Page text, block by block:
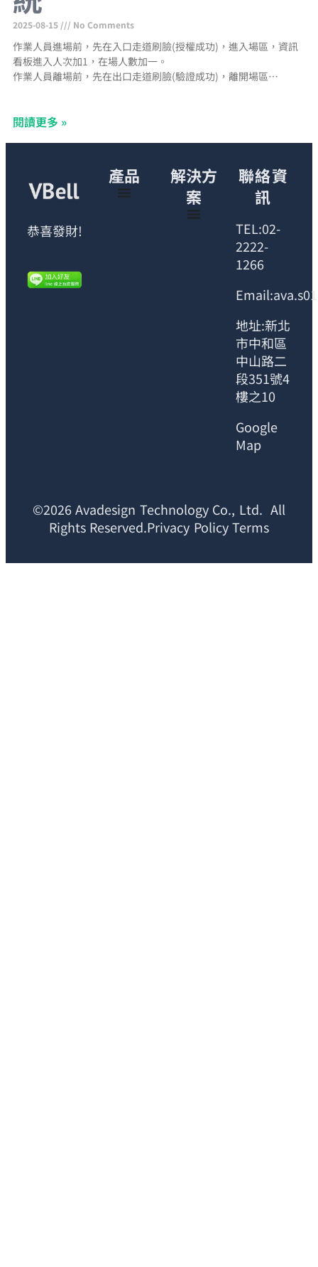
2025-08-15 No Comments
作業人員進場前，先在入口走道刷臉(授權成功)，進入場區，資訊
看板進入人次加1，在場人數加一。
作業人員離場前，先在出口走道刷臉(驗證成功)，離開場區，資訊
閱讀更多 »
恭喜發財!
產品
解決方
案
聯絡資
訊
TEL:02-
2222-
1266
地址:新北
市中和區
中山路二
段351號4
樓之10
Google
Map
©2026 Avadesign Technology Co., Ltd. All
Rights Reserved.Privacy Policy Terms